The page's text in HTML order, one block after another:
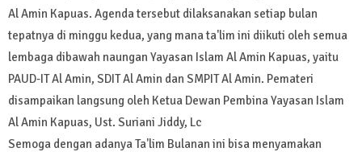
Al Amin Kapuas. Agenda tersebut dilaksanakan setiap bulan
tepatnya di minggu kedua, yang mana ta'lim ini diikuti oleh semua
lembaga dibawah naungan Yayasan Islam Al Amin Kapuas, yaitu
PAUD-IT Al Amin, SDIT Al Amin dan SMPIT Al Amin. Pemateri
disampaikan langsung oleh Ketua Dewan Pembina Yayasan Islam
Al Amin Kapuas, Ust. Suriani Jiddy, Lc
Semoga dengan adanya Ta'lim Bulanan ini bisa menyamakan